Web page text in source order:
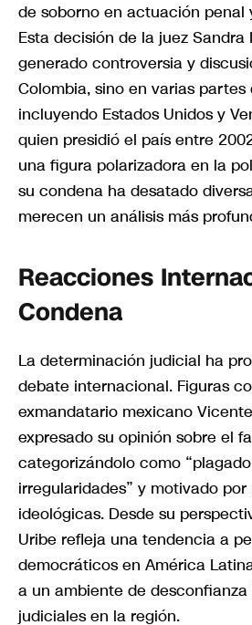
de soborno en actuación penal
Esta decisión de la juez
generado controversia y
Colombia, sino en varias partes
incluyendo Estados Unidos y
quien presidió el país entre
una figura polarizadora en la
su condena ha desatado
merecen un análisis más
Reacciones
Condena
La determinación judicial ha
debate internacional. Figuras
exmandatario mexicano
expresado su opinión sobre el
categorizándolo como
irregularidades” y motivado por
ideológicas. Desde su
Uribe refleja una tendencia a
democráticos en América
a un ambiente de
judiciales en la región.